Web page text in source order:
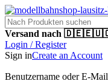
Versand nach
Login / Register
Sign inCreate an Account
Benutzername oder E-